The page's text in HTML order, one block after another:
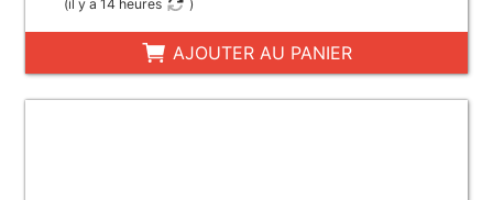
(il y a 14 heures )
AJOUTER AU PANIER